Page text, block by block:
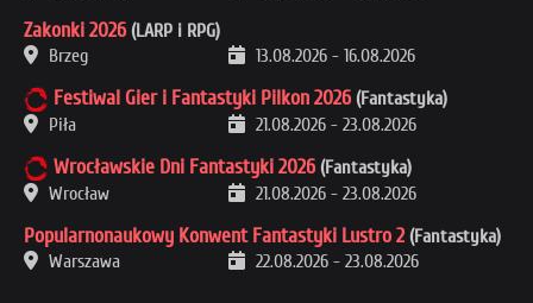
Zakonki 2026 (LARP i RPG)
Brzeg
13.08.2026 - 16.08.2026
Festiwal Gier i Fantastyki Pilkon 2026 (Fantastyka)
Piła
21.08.2026 - 23.08.2026
Wrocławskie Dni Fantastyki 2026 (Fantastyka)
Wrocław
21.08.2026 - 23.08.2026
Popularnonaukowy Konwent Fantastyki Lustro 2 (Fantastyka)
Warszawa
22.08.2026 - 23.08.2026